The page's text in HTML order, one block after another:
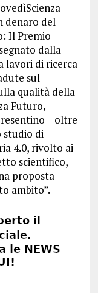
denaro del
Il Premio
dalla
lavori di ricerca
sul
qualità della
Futuro,
– oltre
studio di
4.0, rivolto ai
scientifico,
proposta
ambito”.